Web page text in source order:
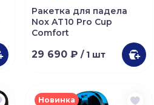
Ракетка для падела
Nox AT10 Pro Cup
Comfort
29 690 ₽/ 1 шт
Новинка